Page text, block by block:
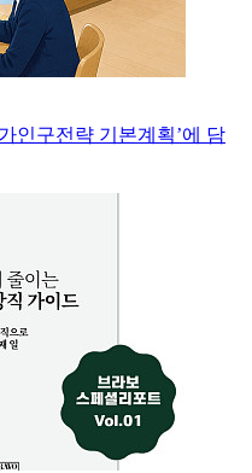
인구전략 기본계획’에 담